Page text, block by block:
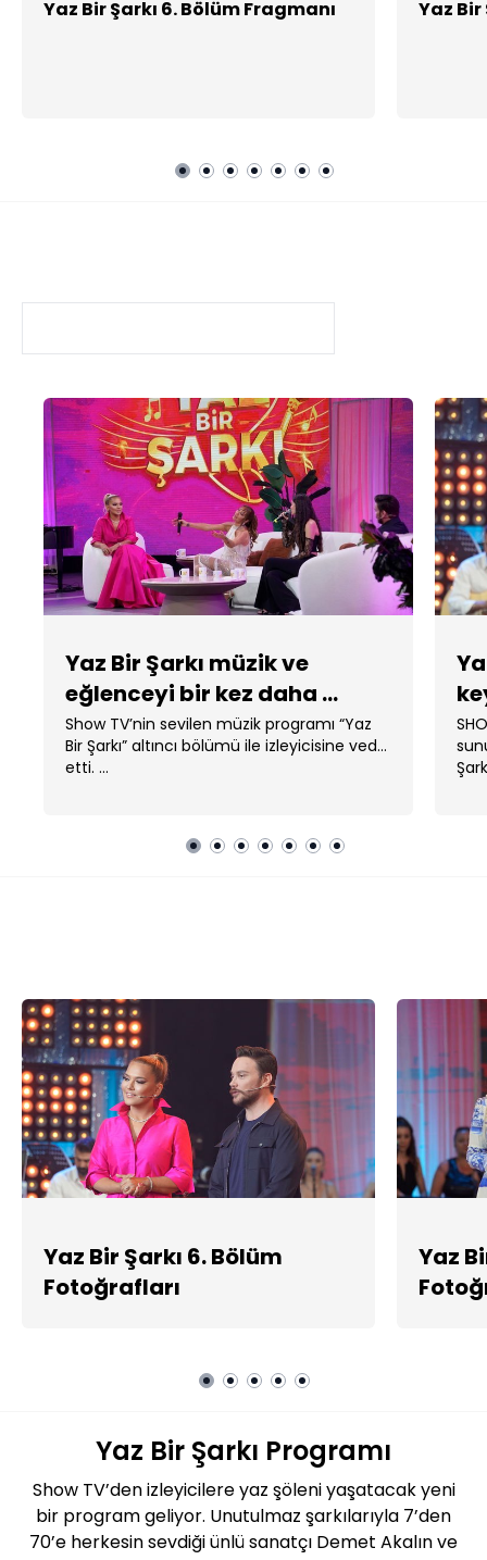
Yaz Bir Şarkı 6. Bölüm Fragmanı Yaz Bir
Yaz Bir Şarkı müzik ve
eğlenceyi bir kez daha ...
Show TV’nin sevilen müzik programı “Yaz
Bir Şarkı” altıncı bölümü ile izleyicisine veda
etti. ...
SHOW TV'de Demet
Yaz Bir Şarkı 6. Bölüm
Fotoğrafları
Yaz
Yaz Bir Şarkı Programı
Show TV’den izleyicilere yaz şöleni yaşatacak yeni
bir program geliyor. Unutulmaz şarkılarıyla 7’den
70’e herkesin sevdiği ünlü sanatçı Demet Akalın ve